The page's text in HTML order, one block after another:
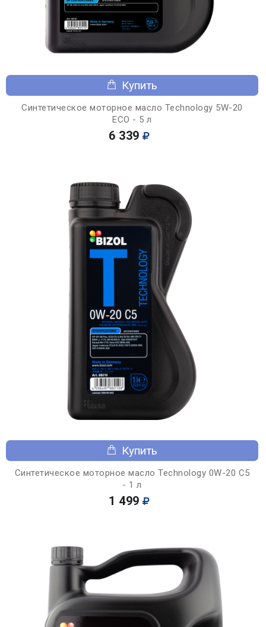
Купить
Синтетическое моторное масло Technology 5W-20
ECO - 5 л
6 339
Купить
Синтетическое моторное масло Technology 0W-20 C5
- 1 л
1 499